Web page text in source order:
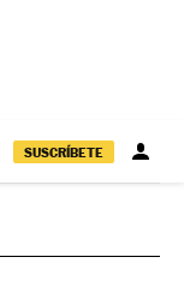
SUSCRÍBETE